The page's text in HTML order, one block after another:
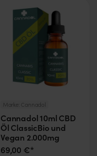
Marke: Cannadol
Cannadol 10ml CBD
Öl ClassicBio und
Vegan 2.000mg
69,00 €*